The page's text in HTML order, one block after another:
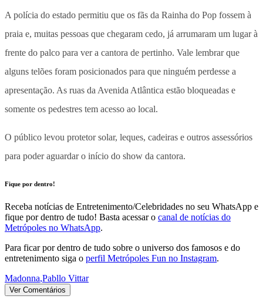
A polícia do estado permitiu que os fãs da Rainha do Pop fossem à
praia e, muitas pessoas que chegaram cedo, já arrumaram um lugar à
frente do palco para ver a cantora de pertinho. Vale lembrar que
alguns telões foram posicionados para que ninguém perdesse a
apresentação. As ruas da Avenida Atlântica estão bloqueadas e
somente os pedestres tem acesso ao local.
O público levou protetor solar, leques, cadeiras e outros assessórios
para poder aguardar o início do show da cantora.
Fique por dentro!
Receba notícias de Entretenimento/Celebridades no seu WhatsApp e
fique por dentro de tudo! Basta acessar o canal de notícias do
Metrópoles no WhatsApp.
Para ficar por dentro de tudo sobre o universo dos famosos e do
entretenimento siga o perfil Metrópoles Fun no Instagram.
Madonna,Pabllo Vittar
Ver Comentários